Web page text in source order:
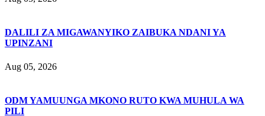
DALILI ZA MIGAWANYIKO ZAIBUKA NDANI YA
UPINZANI
Aug 05, 2026
ODM YAMUUNGA MKONO RUTO KWA MUHULA WA
PILI